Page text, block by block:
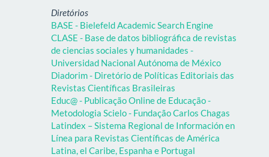
Diretórios
BASE - Bielefeld Academic Search Engine
CLASE - Base de datos bibliográfica de revistas
de ciencias sociales y humanidades -
Universidad Nacional Autónoma de México
Diadorim - Diretório de Políticas Editoriais das
Revistas Científicas Brasileiras
Educ@ - Publicação Online de Educação -
Metodologia Scielo - Fundação Carlos Chagas
Latindex – Sistema Regional de Información en
Línea para Revistas Científicas de América
Latina, el Caribe, Espanha e Portugal